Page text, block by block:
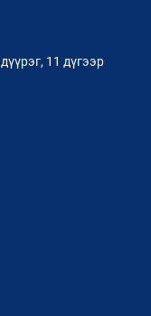
11 дүгээр